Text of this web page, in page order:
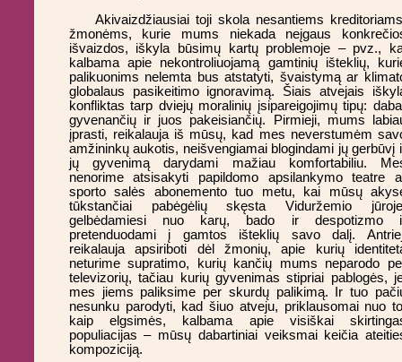
Akivaizdžiausiai toji skola nesantiems
žmonėms, kurie mums niekada neįgaus
išvaizdos, iškyla būsimų kartų problemoje – pvz.,
kalbama apie nekontroliuojamą gamtinių išteklių,
palikuonims nelemta bus atstatyti, švaistymą ar
globalaus pasikeitimo ignoravimą. Šiais atvejais
konfliktas tarp dviejų moralinių įsipareigojimų tipų:
gyvenančių ir juos pakeisiančių. Pirmieji, mums
įprasti, reikalauja iš mūsų, kad mes neverstumėm
amžininkų aukotis, neišvengiamai blogindami jų gerbūvį
jų gyvenimą darydami mažiau komfortabiliu.
nenorime atsisakyti papildomo apsilankymo teatre
sporto salės abonemento tuo metu, kai mūsų
tūkstančiai pabėgėlių skęsta Viduržemio
gelbėdamiesi nuo karų, bado ir despotizmo
pretenduodami į gamtos išteklių savo dalį.
reikalauja apsiriboti dėl žmonių, apie kurių
neturime supratimo, kurių kančių mums neparodo
televizorių, tačiau kurių gyvenimas stipriai pablogės,
mes jiems paliksime per skurdų palikimą. Ir tuo
nesunku parodyti, kad šiuo atveju, priklausomai nuo
kaip elgsimės, kalbama apie visiškai
populiacijas – mūsų dabartiniai veiksmai keičia
kompoziciją.